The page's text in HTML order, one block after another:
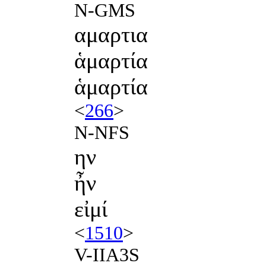
N-GMS
αμαρτια
ἁμαρτία
ἁμαρτία
<266>
N-NFS
ην
ἦν
εἰμί
<1510>
V-IIA3S